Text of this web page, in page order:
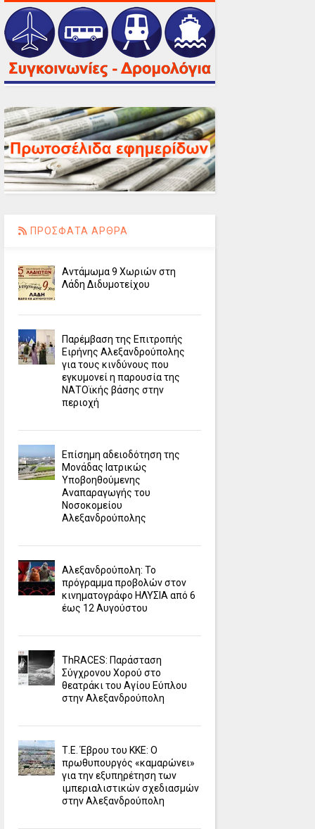
ΠΡΟΣΦΑΤΑ ΑΡΘΡΑ
Αντάμωμα 9 Χωριών στη
Λάδη Διδυμοτείχου
Παρέμβαση της Επιτροπής
Ειρήνης Αλεξανδρούπολης
για τους κινδύνους που
εγκυμονεί η παρουσία της
ΝΑΤΟϊκής βάσης στην
περιοχή
Επίσημη αδειοδότηση της
Μονάδας Ιατρικώς
Υποβοηθούμενης
Αναπαραγωγής του
Νοσοκομείου
Αλεξανδρούπολης
Αλεξανδρούπολη: Το
πρόγραμμα προβολών στον
κινηματογράφο ΗΛΥΣΙΑ από 6
έως 12 Αυγούστου
ΤhRACES: Παράσταση
Σύγχρονου Χορού στο
θεατράκι του Αγίου Εύπλου
στην Αλεξανδρούπολη
Τ.Ε. Έβρου του ΚΚΕ: Ο
πρωθυπουργός «καμαρώνει»
για την εξυπηρέτηση των
ιμπεριαλιστικών σχεδιασμών
στην Αλεξανδρούπολη